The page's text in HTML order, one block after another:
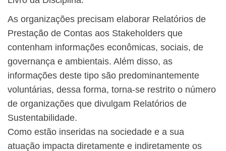
As organizações precisam elaborar Relatórios de
Prestação de Contas aos Stakeholders que
contenham informações econômicas, sociais, de
governança e ambientais. Além disso, as
informações deste tipo são predominantemente
voluntárias, dessa forma, torna-se restrito o número
de organizações que divulgam Relatórios de
Sustentabilidade.
Como estão inseridas na sociedade e a sua
atuação impacta diretamente e indiretamente os